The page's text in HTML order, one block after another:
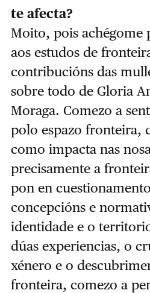
te afecta?
Moito, pois achégome
aos estudos de
contribucións das
sobre todo de Gloria
Moraga. Comezo a
polo espazo fronteira,
como impacta nas
precisamente a
pon en
concepcións e
identidade e o
dúas experiencias, o
xénero e o
fronteira, comezo a